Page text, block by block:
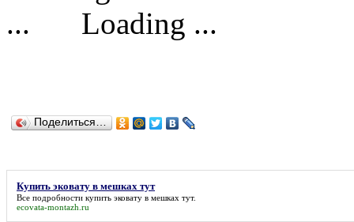
Loading ...
Поделиться…
Купить эковату в мешках тут
Все подробности купить эковату в мешках тут.
ecovata-montazh.ru